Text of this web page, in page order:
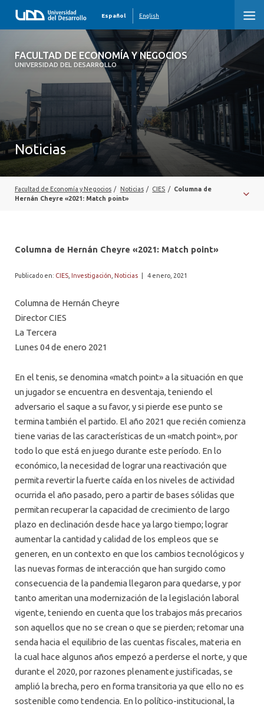
FACULTAD DE ECONOMÍA Y NEGOCIOS
UNIVERSIDAD DEL DESARROLLO
Español English
FACULTAD DE ECONOMÍA Y NEGOCIOS
QUIÉNES SOMOS
PREGRADO
POSTGRADO
EDUCACIÓN EJECUTIVA
Noticias
Facultad de Economía y Negocios / Noticias / CIES /
Columna de
Hernán Cheyre «2021: Match point»
Columna de Hernán Cheyre «2021: Match point»
Publicado en: CIES Investigación Noticias 4 enero, 2021
Columna de Hernán Cheyre
Director CIES
La Tercera
Lunes 04 de enero 2021
En el tenis, se denomina «match point» a la situación en que
un jugador se encuentra en desventaja, teniendo el
adversario el saque a su favor, y si pierde ese punto se
termina también el partido. El año 2021 que recién comienza
tiene varias de las características de un «match point», por
todo lo que está en juego durante este período. En lo
económico, la necesidad de lograr una reactivación que
permita revertir la fuerte caída en los niveles de actividad
ocurrida el año pasado, pero a partir de bases sólidas que
permitan recuperar la capacidad de crecimiento de largo
plazo en declinación desde hace ya largo tiempo; lograr
aumentar la cantidad y calidad de los empleos que se
generen, en un contexto en que los cambios tecnológicos y
las nuevas formas de interacción que han surgido como
consecuencia de la pandemia llegaron para quedarse, y por
tanto ameritan una modernización de la legislación laboral
vigente, teniendo en cuenta que los trabajos más precarios
son aquellos que no se crean o que se pierden; retomar una
senda hacia el equilibrio de las cuentas fiscales, materia en
la cual hace algunos años empezó a perderse el norte, y que
durante el 2020, por razones plenamente justificadas, se
amplió la brecha, pero en forma transitoria ya que ello no es
sostenible como tendencia. En lo político-institucional, la